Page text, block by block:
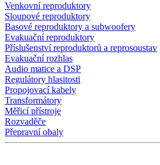
Venkovní reproduktory
Sloupové reproduktory
Basové reproduktory a subwoofery
Evakuační reproduktory
Příslušenství reproduktorů a reprosoustav
Evakuační rozhlas
Audio matice a DSP
Regulátory hlasitosti
Propojovací kabely
Transformátory
Měřicí přístroje
Rozvaděče
Přepravní obaly